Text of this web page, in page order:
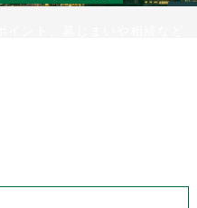
イント、墓じまいや相続など
届けします。